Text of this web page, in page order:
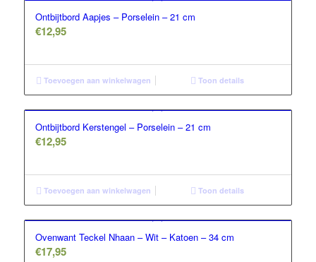
Ontbijtbord Aapjes – Porselein – 21 cm
€12,95
Toevoegen aan winkelwagen Toon details
Ontbijtbord Kerstengel – Porselein – 21 cm
€12,95
Toevoegen aan winkelwagen Toon details
Ovenwant Teckel Nhaan – Wit – Katoen – 34 cm
€17,95